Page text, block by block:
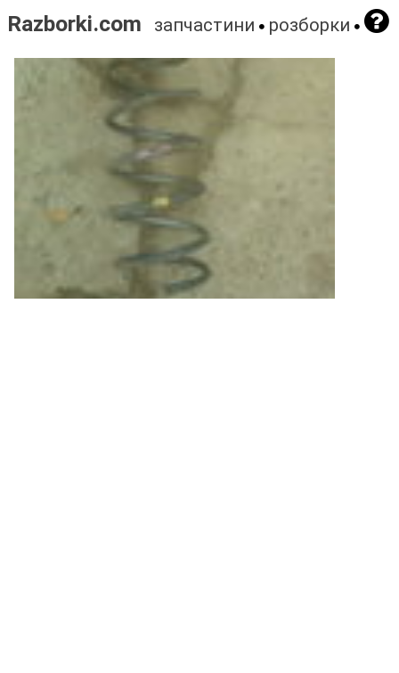
Razborki.com запчастини розборки